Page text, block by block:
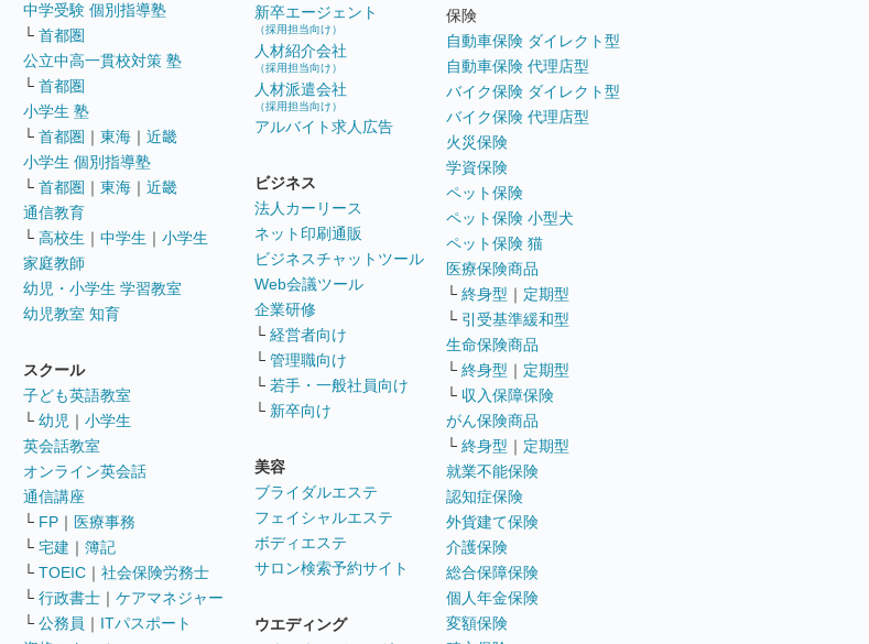
中学受験 個別指導塾
└ 首都圏
公立中高一貫校対策 塾
└ 首都圏
小学生 塾
└ 首都圏 ｜ 東海 ｜ 近畿
小学生 個別指導塾
└ 首都圏 ｜ 東海 ｜ 近畿
通信教育
└ 高校生 ｜ 中学生 ｜ 小学生
家庭教師
幼児・小学生 学習教室
幼児教室 知育
スクール
子ども英語教室
└ 幼児 ｜ 小学生
英会話教室
オンライン英会話
通信講座
└ FP ｜ 医療事務
└ 宅建 ｜ 簿記
└ TOEIC ｜ 社会保険労務士
└ 行政書士 ｜ ケアマネジャー
└ 公務員 ｜ ITパスポート
新卒エージェント
（採用担当向け）
人材紹介会社
（採用担当向け）
人材派遣会社
（採用担当向け）
アルバイト求人広告
ビジネス
法人カーリース
ネット印刷通販
ビジネスチャットツール
Web会議ツール
企業研修
└ 経営者向け
└ 管理職向け
└ 若手・一般社員向け
└ 新卒向け
美容
ブライダルエステ
フェイシャルエステ
ボディエステ
サロン検索予約サイト
ウエディング
保険
自動車保険 ダイレクト型
自動車保険 代理店型
バイク保険 ダイレクト型
バイク保険 代理店型
火災保険
学資保険
ペット保険
ペット保険 小型犬
ペット保険 猫
医療保険商品
└ 終身型 ｜ 定期型
└ 引受基準緩和型
生命保険商品
└ 終身型 ｜ 定期型
└ 収入保障保険
がん保険商品
└ 終身型 ｜ 定期型
就業不能保険
認知症保険
外貨建て保険
介護保険
総合保障保険
個人年金保険
変額保険